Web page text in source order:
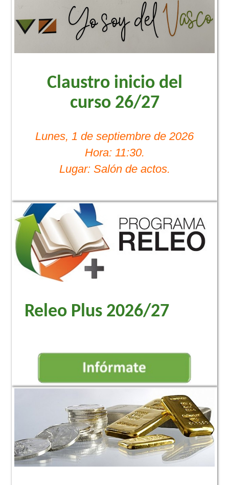
Claustro inicio del
curso 26/27
Lunes, 1 de septiembre de 2026
Hora: 11:30.
Lugar: Salón de actos.
Releo Plus 2026/27